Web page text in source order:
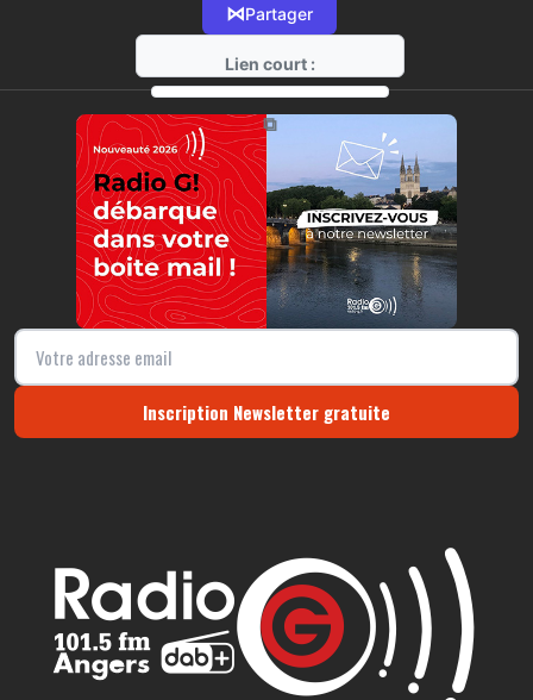
⋈Partager
Lien court :
https://radio-g.fr?13894
⧉
Inscription Newsletter gratuite